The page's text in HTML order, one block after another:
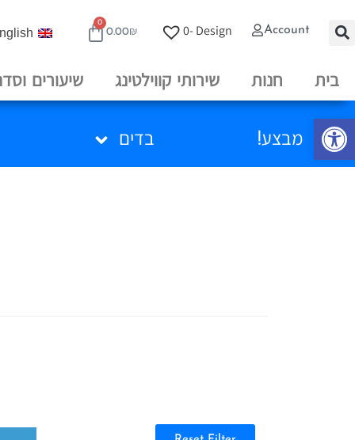
פתח סרגל נגישות
Account
Design -
0
0.00₪
0
בית חנות שירותי קווילטינג שיעורים
מבצע! בדים